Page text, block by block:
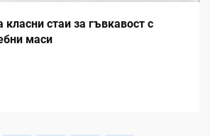
класни стаи за гъвкавост с
маси